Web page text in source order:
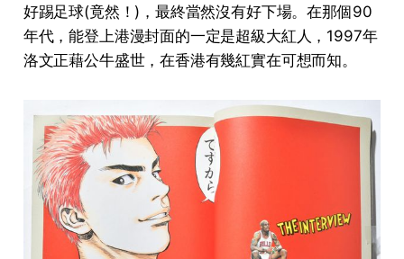
好踢足球(竟然！)，最終當然沒有好下場。在那個90
年代，能登上港漫封面的一定是超級大紅人，1997年
洛文正藉公牛盛世，在香港有幾紅實在可想而知。